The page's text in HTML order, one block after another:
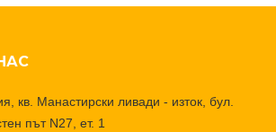
кв. Манастирски ливади - изток, бул.
път N27, ет. 1